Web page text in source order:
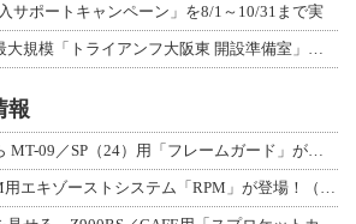
サポートキャンペーン」を8/1～10/31まで実
報